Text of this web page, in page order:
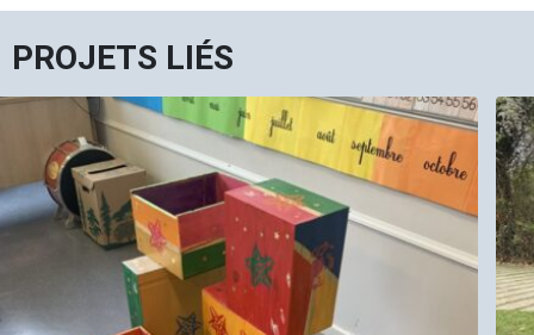
PROJETS LIÉS